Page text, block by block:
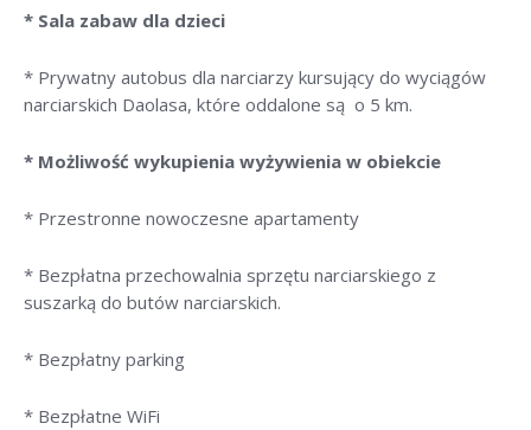
* Sala zabaw dla dzieci
* Prywatny autobus dla narciarzy kursujący do wyciągów
narciarskich Daolasa, które oddalone są o 5 km.
* Możliwość wykupienia wyżywienia w obiekcie
* Przestronne nowoczesne apartamenty
* Bezpłatna przechowalnia sprzętu narciarskiego z
suszarką do butów narciarskich.
* Bezpłatny parking
* Bezpłatne WiFi